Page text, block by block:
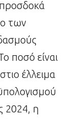
προσδοκά
των
ποσό είναι
έλλειμα
2024, η